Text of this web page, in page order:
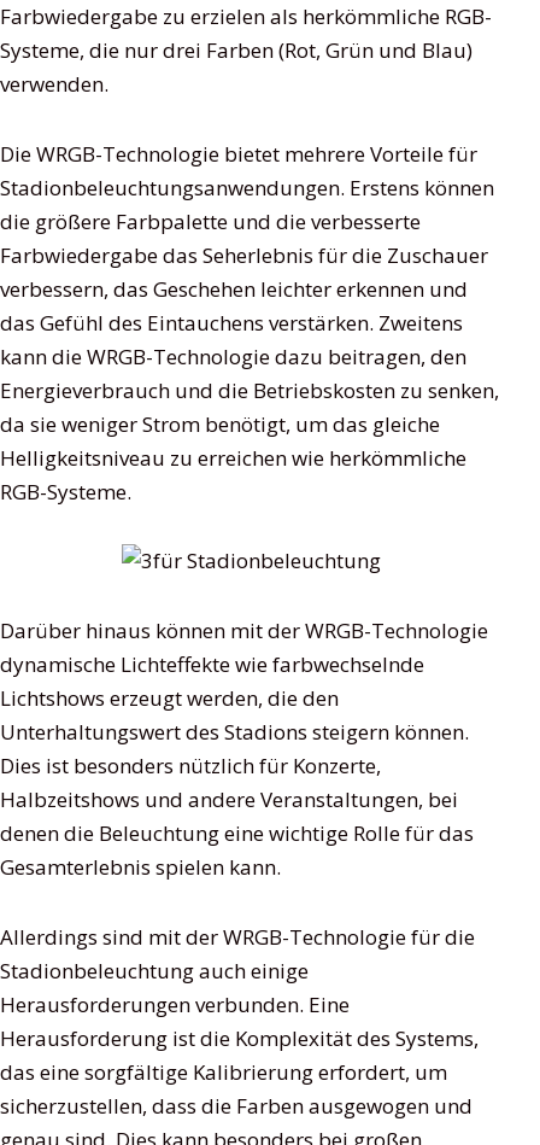
Farbwiedergabe zu erzielen als herkömmliche RGB-
Systeme, die nur drei Farben (Rot, Grün und Blau)
verwenden.
Die WRGB-Technologie bietet mehrere Vorteile für
Stadionbeleuchtungsanwendungen. Erstens können
die größere Farbpalette und die verbesserte
Farbwiedergabe das Seherlebnis für die Zuschauer
verbessern, das Geschehen leichter erkennen und
das Gefühl des Eintauchens verstärken. Zweitens
kann die WRGB-Technologie dazu beitragen, den
Energieverbrauch und die Betriebskosten zu senken,
da sie weniger Strom benötigt, um das gleiche
Helligkeitsniveau zu erreichen wie herkömmliche
RGB-Systeme.
Darüber hinaus können mit der WRGB-Technologie
dynamische Lichteffekte wie farbwechselnde
Lichtshows erzeugt werden, die den
Unterhaltungswert des Stadions steigern können.
Dies ist besonders nützlich für Konzerte,
Halbzeitshows und andere Veranstaltungen, bei
denen die Beleuchtung eine wichtige Rolle für das
Gesamterlebnis spielen kann.
Allerdings sind mit der WRGB-Technologie für die
Stadionbeleuchtung auch einige
Herausforderungen verbunden. Eine
Herausforderung ist die Komplexität des Systems,
das eine sorgfältige Kalibrierung erfordert, um
sicherzustellen, dass die Farben ausgewogen und